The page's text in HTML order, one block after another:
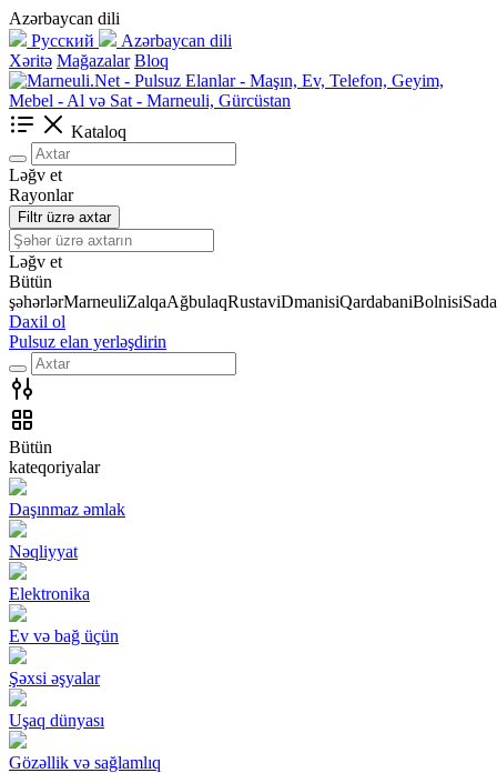
Azərbaycan dili
Русский
Azərbaycan dili
Xəritə Mağazalar Bloq
Kataloq
Ləğv et
Rayonlar
Filtr üzrə axtar
Ləğv et
Bütün
şəhərlərMarneuliZalqaAğbulaqRustaviDmanisiQardabaniBolnisi
Daxil ol
Pulsuz elan yerləşdirin
Bütün
kateqoriyalar
Daşınmaz əmlak
Nəqliyyat
Elektronika
Ev və bağ üçün
Şəxsi əşyalar
Uşaq dünyası
Gözəllik və sağlamlıq